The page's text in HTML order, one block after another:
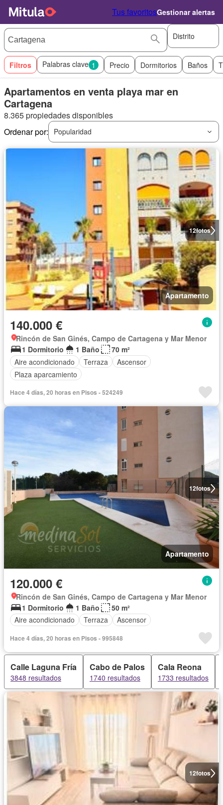
Tus favoritosGestionar alertas
Distrito
Filtros Palabras clave 1 Precio Dormitorios Baños
Apartamentos en venta playa mar en
Cartagena
8.365 propiedades disponibles
Ordenar por:
Popularidad
12fotos
Apartamento
140.000 €
Rincón de San Ginés, Campo de Cartagena y Mar Menor
1 Dormitorio
1 Baño
70 m²
Aire acondicionado
Terraza
Ascensor
Plaza aparcamiento
Hace 4 días, 20 horas en Pisos - 524249
12fotos
Apartamento
120.000 €
Rincón de San Ginés, Campo de Cartagena y Mar Menor
1 Dormitorio
1 Baño
50 m²
Aire acondicionado
Terraza Ascensor
Hace 4 días, 20 horas en Pisos - 995848
Calle Laguna Fría
3848 resultados
Cabo de Palos
1740 resultados
Cala Reona
1733 resultados
12fotos